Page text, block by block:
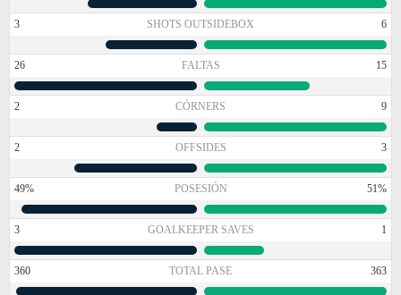
3 SHOTS OUTSIDEBOX 6
26 FALTAS 15
2 CÓRNERS 9
2 OFFSIDES 3
49% POSESIÓN 51%
3 GOALKEEPER SAVES 1
360 TOTAL PASE 363